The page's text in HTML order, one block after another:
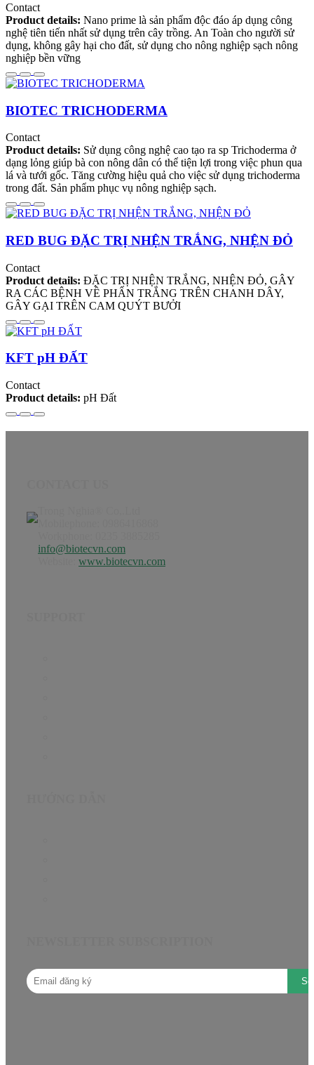
Contact
Product details: Nano prime là sản phẩm độc đáo áp dụng công
nghệ tiên tiến nhất sử dụng trên cây trồng. An Toàn cho người sử
dụng, không gây hại cho đất, sử dụng cho nông nghiệp sạch nông
nghiệp bền vững
BIOTEC TRICHODERMA
Contact
Product details: Sử dụng công nghệ cao tạo ra sp Trichoderma ở
dạng lỏng giúp bà con nông dân có thể tiện lợi trong việc phun qua
lá và tưới gốc. Tăng cường hiệu quả cho việc sử dụng trichoderma
trong đất. Sản phẩm phục vụ nông nghiệp sạch.
RED BUG ĐẶC TRỊ NHỆN TRẮNG, NHỆN ĐỎ
Contact
Product details: ĐẶC TRỊ NHỆN TRẮNG, NHỆN ĐỎ, GÂY
RA CÁC BỆNH VỀ PHẤN TRẮNG TRÊN CHANH DÂY,
GÂY GẠI TRÊN CAM QUÝT BƯỞI
KFT pH ĐẤT
Contact
Product details: pH Đất
info@biotecvn.com
www.biotecvn.com